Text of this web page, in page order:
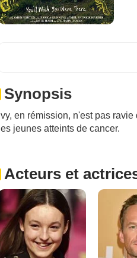
Synopsis
Ivy, en rémission, n'est pas
les jeunes atteints de cancer.
Acteurs et